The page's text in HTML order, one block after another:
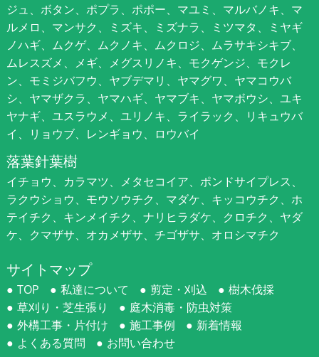
ジュ、ボタン、ポプラ、ポポー、マユミ、マルバノキ、マ
ルメロ、マンサク、ミズキ、ミズナラ、ミツマタ、ミヤギ
ノハギ、ムクゲ、ムクノキ、ムクロジ、ムラサキシキブ、
ムレスズメ、メギ、メグスリノキ、モクゲンジ、モクレ
ン、モミジバフウ、ヤブデマリ、ヤマグワ、ヤマコウバ
シ、ヤマザクラ、ヤマハギ、ヤマブキ、ヤマボウシ、ユキ
ヤナギ、ユスラウメ、ユリノキ、ライラック、リキュウバ
イ、リョウブ、レンギョウ、ロウバイ
落葉針葉樹
イチョウ、カラマツ、メタセコイア、ポンドサイプレス、
ラクウショウ、モウソウチク、マダケ、キッコウチク、ホ
テイチク、キンメイチク、ナリヒラダケ、クロチク、ヤダ
ケ、クマザサ、オカメザサ、チゴザサ、オロシマチク
サイトマップ
TOP 私達について 剪定・刈込
樹木伐採
草刈り・芝生張り
庭木消毒・防虫対策
外構工事・片付け
施工事例
新着情報
よくある質問
お問い合わせ